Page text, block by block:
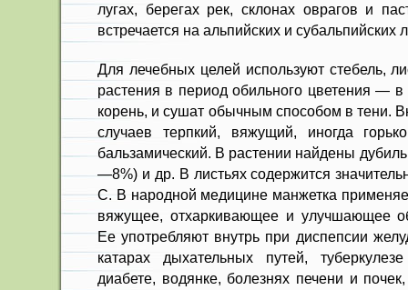
лугах, берегах рек, склонах оврагов и
встречается на альпийских и субальпийских
Для лечебных целей используют стебель,
растения в период обильного цветения —
корень, и сушат обычным способом в тени.
случаев терпкий, вяжущий, иногда
бальзамический. В растении найдены
—8%) и др. В листьях содержится
С. В народной медицине манжетка
вяжущее, отхаркивающее и улучшающее
Ее употребляют внутрь при диспепсии
катарах дыхательных путей,
диабете, водянке, болезнях печени и